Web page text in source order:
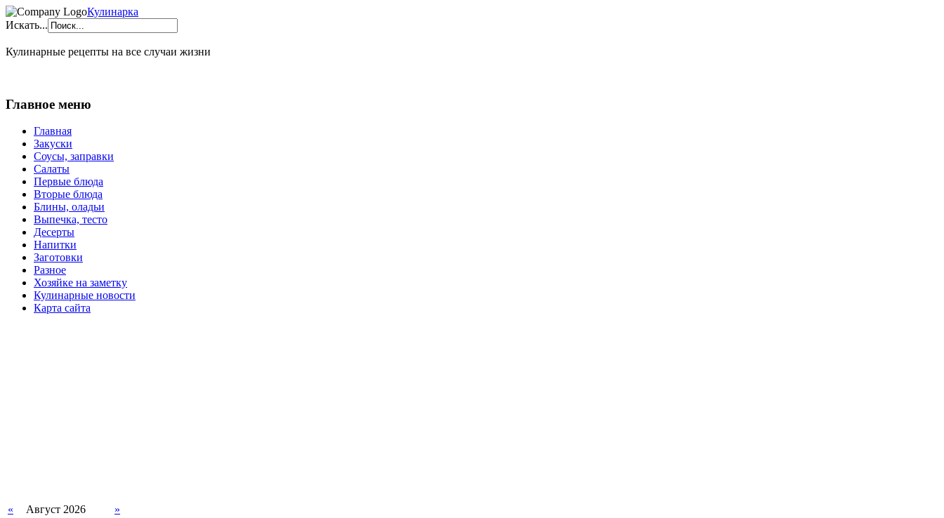
Кулинарка
Искать...
Кулинарные рецепты на все случаи жизни
Главное меню
Главная
Закуски
Соусы, заправки
Салаты
Первые блюда
Вторые блюда
Блины, оладьи
Выпечка, тесто
Десерты
Напитки
Заготовки
Разное
Хозяйке на заметку
Кулинарные новости
Карта сайта
« Август 2026
»